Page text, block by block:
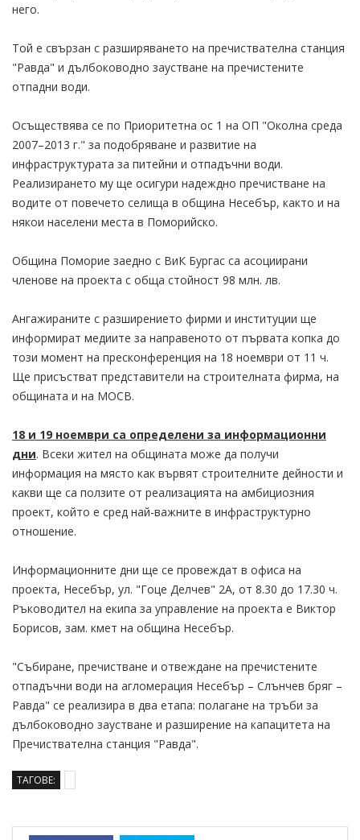
него.
Той е свързан с разширяването на пречиствателна станция
"Равда" и дълбоководно заустване на пречистените
отпадни води.
Осъществява се по Приоритетна ос 1 на ОП "Околна среда
2007–2013 г." за подобряване и развитие на
инфраструктурата за питейни и отпадъчни води.
Реализирането му ще осигури надеждно пречистване на
водите от повечето селища в община Несебър, както и на
някои населени места в Поморийско.
Община Поморие заедно с ВиК Бургас са асоциирани
членове на проекта с обща стойност 98 млн. лв.
Ангажираните с разширението фирми и институции ще
информират медиите за направеното от първата копка до
този момент на пресконференция на 18 ноември от 11 ч.
Ще присъстват представители на строителната фирма, на
общината и на МОСВ.
18 и 19 ноември са определени за информационни
дни. Всеки жител на общината може да получи
информация на място как вървят строителните дейности и
какви ще са ползите от реализацията на амбициозния
проект, който е сред най-важните в инфраструктурно
отношение.
Информационните дни ще се провеждат в офиса на
проекта, Несебър, ул. "Гоце Делчев" 2А, от 8.30 до 17.30 ч.
Ръководител на екипа за управление на проекта е Виктор
Борисов, зам. кмет на община Несебър.
"Събиране, пречистване и отвеждане на пречистените
отпадъчни води на агломерация Несебър – Слънчев бряг –
Равда" се реализира в два етапа: полагане на тръби за
дълбоководно заустване и разширение на капацитета на
Пречиствателна станция "Равда".
ТАГОВЕ: